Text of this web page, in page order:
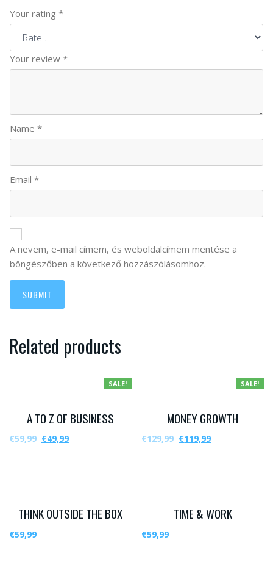
Your rating *
Your review *
Name *
Email *
A nevem, e-mail címem, és weboldalcímem mentése a
böngészőben a következő hozzászólásomhoz.
Related products
SALE!
A TO Z OF BUSINESS
€59,99 €49,99
SALE!
MONEY GROWTH
€129,99 €119,99
THINK OUTSIDE THE BOX
€59,99
TIME & WORK
€59,99